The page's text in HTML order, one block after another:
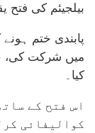
بیلجیئم کی فتح
پابندی ختم ہونے
میں شرکت کی،
کیا۔
اس فتح کے
کوالیفائی